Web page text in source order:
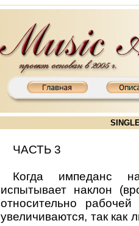
ЧАСТЬ 3
Когда импеданс
испытывает наклон
относительно
увеличиваются, так как